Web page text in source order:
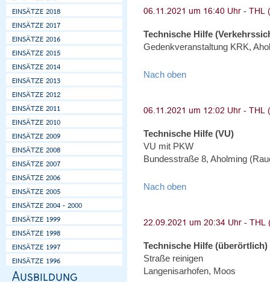
Technische Hilfe
Gedenkveranstaltung KRK,
Nach oben
Technische Hilfe (VU)
VU mit PKW
Bundesstraße 8, Aholming
Nach oben
Technische Hilfe (überörtlich)
Straße reinigen
Langenisarhofen, Moos